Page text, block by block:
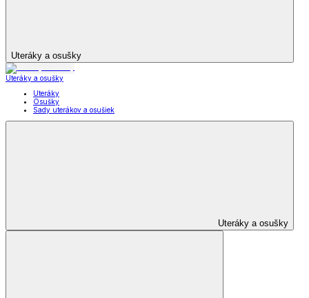
Uteráky a osušky
Uteráky a osušky
Uteráky
Osušky
Sady uterákov a osušiek
Uteráky a osušky